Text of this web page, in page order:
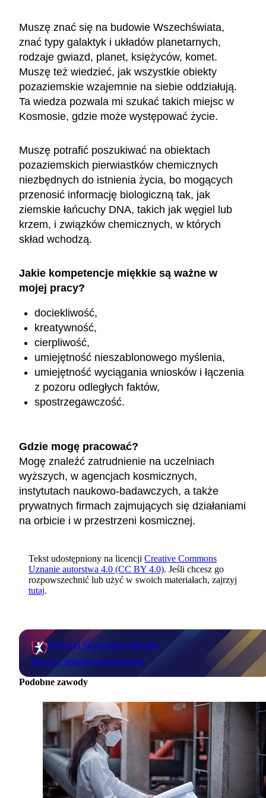
Muszę znać się na budowie Wszechświata,
znać typy galaktyk i układów planetarnych,
rodzaje gwiazd, planet, księżyców, komet.
Muszę też wiedzieć, jak wszystkie obiekty
pozaziemskie wzajemnie na siebie oddziałują.
Ta wiedza pozwala mi szukać takich miejsc w
Kosmosie, gdzie może występować życie.
Muszę potrafić poszukiwać na obiektach
pozaziemskich pierwiastków chemicznych
niezbędnych do istnienia życia, bo mogących
przenosić informację biologiczną tak, jak
ziemskie łańcuchy DNA, takich jak węgiel lub
krzem, i związków chemicznych, w których
skład wchodzą.
Jakie kompetencje miękkie są ważne w
mojej pracy?
dociekliwość,
kreatywność,
cierpliwość,
umiejętność nieszablonowego myślenia,
umiejętność wyciągania wniosków i łączenia
z pozoru odległych faktów,
spostrzegawczość.
Gdzie mogę pracować?
Mogę znaleźć zatrudnienie na uczelniach
wyższych, w agencjach kosmicznych,
instytutach naukowo-badawczych, a także
prywatnych firmach zajmujących się działaniami
na orbicie i w przestrzeni kosmicznej.
Tekst udostępniony na licencji Creative Commons
Uznanie autorstwa 4.0 (CC BY 4.0). Jeśli chcesz go
rozpowszechnić lub użyć w swoich materiałach, zajrzyj
tutaj.
Obejrzyj #ZawodowyStream:
Praca w sektorze kosmicznym
Podobne zawody